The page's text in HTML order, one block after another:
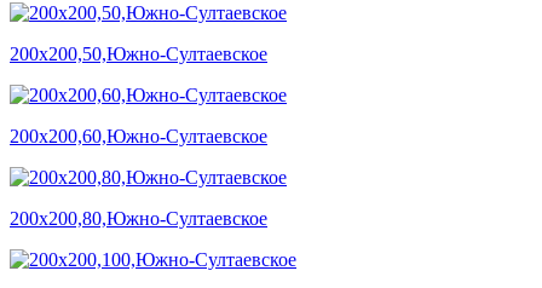
200х200,50,Южно-Султаевское
200х200,60,Южно-Султаевское
200х200,80,Южно-Султаевское